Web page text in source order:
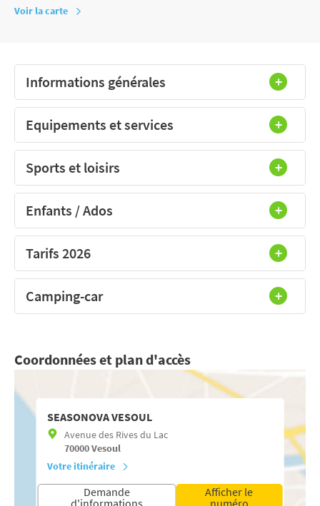
Voir la carte
Informations générales
Equipements et services
Sports et loisirs
Enfants / Ados
Tarifs 2026
Camping-car
Coordonnées et plan d'accès
SEASONOVA VESOUL
Avenue des Rives du Lac
70000Vesoul
Votre itinéraire
Demande
d'informations
Afficher le
numéro